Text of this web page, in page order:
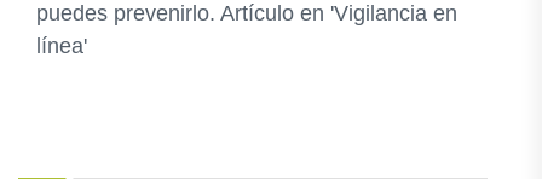
puedes prevenirlo. Artículo en 'Vigilancia en
línea'